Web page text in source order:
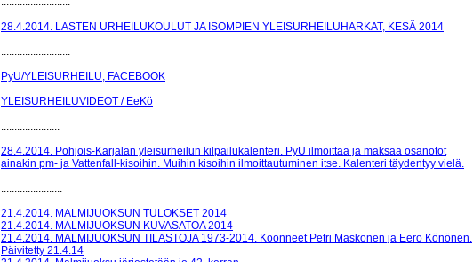
28.4.2014. LASTEN URHEILUKOULUT JA ISOMPIEN YLEISURHEILUHARKAT, KESÄ 2014
..........................
PyU/YLEISURHEILU, FACEBOOK
YLEISURHEILUVIDEOT / EeKö
......................
28.4.2014. Pohjois-Karjalan yleisurheilun kilpailukalenteri. PyU ilmoittaa ja maksaa osanotot
ainakin pm- ja Vattenfall-kisoihin. Muihin kisoihin ilmoittautuminen itse. Kalenteri täydentyy vielä.
.......................
21.4.2014. MALMIJUOKSUN TULOKSET 2014
21.4.2014. MALMIJUOKSUN KUVASATOA 2014
21.4.2014. MALMIJUOKSUN TILASTOJA 1973-2014. Koonneet Petri Maskonen ja Eero Könönen.
Päivitetty 21.4.14